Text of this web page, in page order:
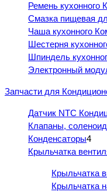
Ремень кухонного
Смазка пищевая
Чаша кухонного
Шестерня
Шпиндель
Электронный
Запчасти для
Датчик NTC
Клапаны,
Конденсаторы4
Крыльчатка
Крыльчатка
Крыльчатка